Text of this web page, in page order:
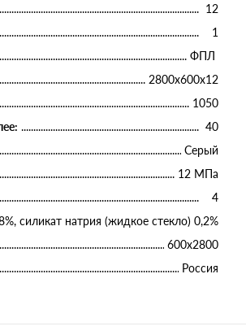
12
1
ФПЛ
2800х600х12
1050
40
Серый
12 МПа
4
силикат натрия (жидкое стекло) 0,2%
600х2800
Россия